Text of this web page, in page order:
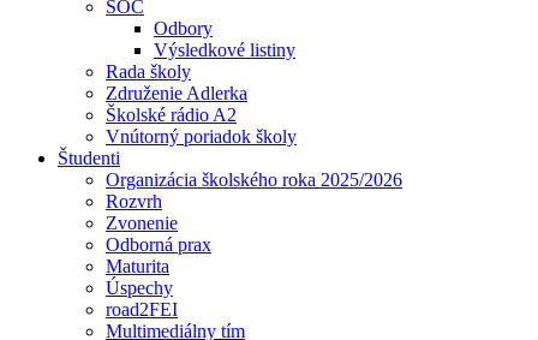
SOČ
Odbory
Výsledkové listiny
Rada školy
Združenie Adlerka
Školské rádio A2
Vnútorný poriadok školy
Študenti
Organizácia školského roka 2025/2026
Rozvrh
Zvonenie
Odborná prax
Maturita
Úspechy
road2FEI
Multimediálny tím